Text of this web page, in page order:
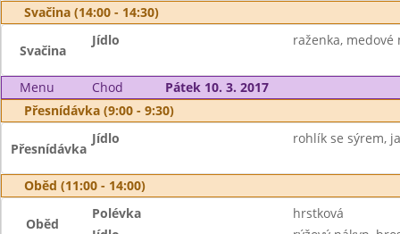
Svačina (14:00 - 14:30)
Svačina
Jídlo raženka, medové
Menu Chod
Pátek 10. 3. 2017
Přesnídávka (9:00 - 9:30)
Přesnídávka
Jídlo rohlík se sýrem,
Oběd (11:00 - 14:00)
Oběd
Polévka
hrstková